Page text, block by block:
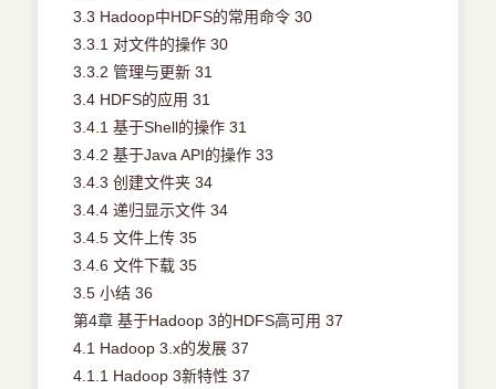
3.3 Hadoop中HDFS的常用命令 30
3.3.1 对文件的操作 30
3.3.2 管理与更新 31
3.4 HDFS的应用 31
3.4.1 基于Shell的操作 31
3.4.2 基于Java API的操作 33
3.4.3 创建文件夹 34
3.4.4 递归显示文件 34
3.4.5 文件上传 35
3.4.6 文件下载 35
3.5 小结 36
第4章 基于Hadoop 3的HDFS高可用 37
4.1 Hadoop 3.x的发展 37
4.1.1 Hadoop 3新特性 37